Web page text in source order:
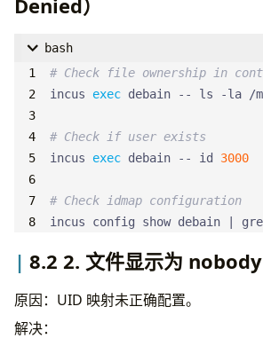
bash
# Check file ownership in
incus exec
# Check if user exists
incus exec debain -- id 3000
# Check idmap configuration
incus config show debain
8.2 2. 文件显示为 nobody
原因：UID 映射未正确配置。
解决：